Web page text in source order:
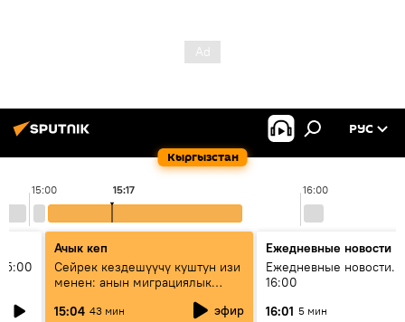
Кыргызстан
РУС
15:00 16:00
15:17
Ачык кеп
Сейрек кездешүүчү куштун изи
менен: анын миграциялык
жолу эмнеден кабар берет?
15:04 43 мин эфир
Ежедневные новости
Ежедневные новости.
16:00
16:01 5 мин